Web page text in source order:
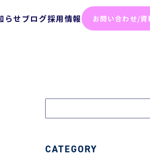
らせブログ採用情報 お問い合わせ/資
CATEGORY